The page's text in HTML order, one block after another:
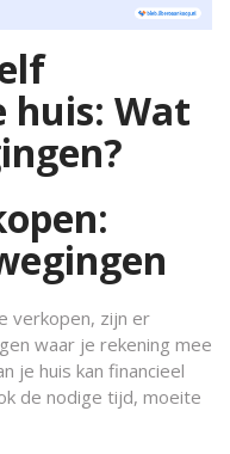
huis: Wat
verkopen, zijn er
waar je rekening mee
je huis kan financieel
de nodige tijd, moeite